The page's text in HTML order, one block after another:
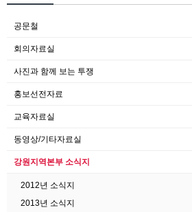
공문철
회의자료실
사진과 함께 보는 투쟁
홍보선전자료
교육자료실
동영상/기타자료실
강원지역본부 소식지
2012년 소식지
2013년 소식지